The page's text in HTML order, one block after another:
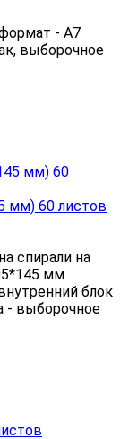
- А7
выборочное
мм) 60 листов
спирали на
мм
блок
- выборочное